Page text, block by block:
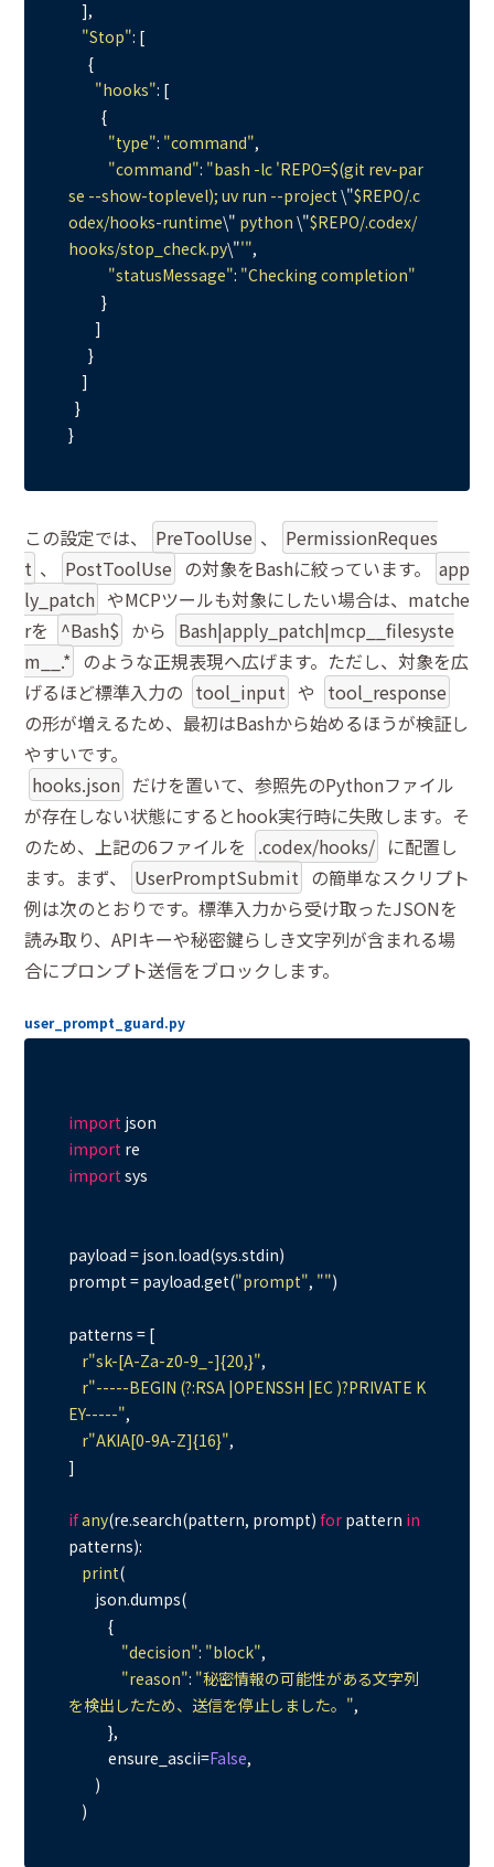
"Stop": [
"hooks": [
"type": "command",
"command": "bash -lc 'REPO=$(git rev-par
se --show-toplevel); uv run --project \"$REPO/.c
odex/hooks-runtime\" python \"$REPO/.codex/
hooks/stop_check.py\"'",
"statusMessage": "Checking completion"
この設定では、 PreToolUse 、
PermissionReques
t 、 PostToolUse の対象をBashに絞っています。
app
ly_patch やMCPツールも対象にしたい場合は、matche
rを ^Bash$ から Bash|apply_patch|mcp__filesyste
m__.* のような正規表現へ広げます。ただし、対象を広
げるほど標準入力の tool_input や tool_response
の形が増えるため、最初はBashから始めるほうが検証し
やすいです。
hooks.json だけを置いて、参照先のPythonファイル
が存在しない状態にするとhook実行時に失敗します。そ
のため、上記の6ファイルを .codex/hooks/ に配置し
ます。まず、
UserPromptSubmit の簡単なスクリプト
例は次のとおりです。標準入力から受け取ったJSONを
読み取り、APIキーや秘密鍵らしき文字列が含まれる場
合にプロンプト送信をブロックします。
user_prompt_guard.py
import
import
import sys
payload = json.load(sys.stdin)
prompt = payload.get("prompt", "")
patterns = [
r"sk-[A-Za-z0-9_-]{20,}",
r"-----BEGIN (?:RSA |OPENSSH |EC )?PRIVATE K
EY-----",
r"AKIA[0-9A-Z]{16}",
]
ifany(re.search(pattern, prompt) for pattern in
patterns):
print(
"decision": "block",
"reason": "秘密情報の可能性がある文字列
を検出したため、送信を停止しました。",
            ensure_ascii=
False,